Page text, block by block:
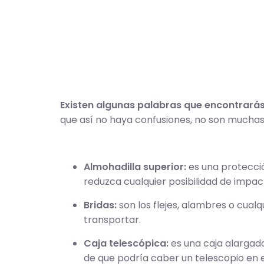
Existen algunas palabras que
que así no haya confusiones, no son
Almohadilla superior:es una
reduzca cualquier posibilidad de
Bridas:son los flejes, alambres o
transportar.
Caja telescópica:es una caja
de que podría caber un telescopio en